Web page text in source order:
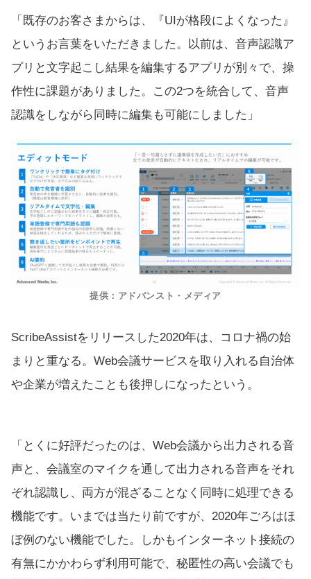
「既存のお客さまからは、『UIが格段によくなった』
というお言葉をいただきました。以前は、音声認識ア
プリと文字起こし結果を編集するアプリが別々で、操
作性に課題がありました。この2つを統合して、音声
認識をしながら同時に編集も可能にしました」
提供：アドバンスト・メディア
ScribeAssistをリリースした2020年は、コロナ禍の始
まりと重なる。Web会議サービスを取り入れる自治体
や企業が増えたことも後押しになったという。
「とくに好評だったのは、Web会議から出力される音
声と、会議室のマイクを通して出力される音声をそれ
ぞれ認識し、両方が混ざることなく同時に処理できる
機能です。いまでは当たり前ですが、2020年ごろはほ
ぼ例のない機能でした。しかもインターネット接続の
有無にかかわらず利用可能で、秘匿性の高い会議でも